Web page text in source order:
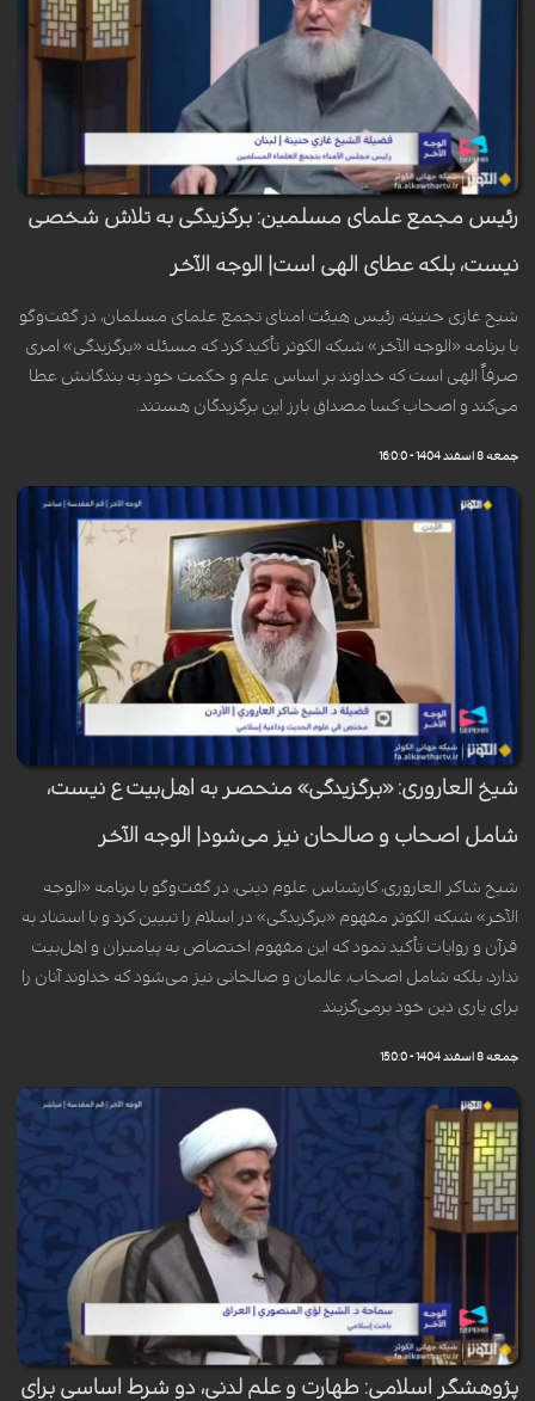
رئیس مجمع علمای مسلمین: برگزیدگی به تلاش شخصی
نیست، بلکه عطای الهی است| الوجه الآخر
شیخ غازی حنینه، رئیس هیئت امنای تجمع علمای مسلمان، در گفت‌وگو
با برنامه «الوجه الآخر» شبکه الکوثر تأکید کرد که مسئله «برگزیدگی» امری
صرفاً الهی است که خداوند بر اساس علم و حکمت خود به بندگانش عطا
می‌کند و اصحاب کسا مصداق بارز این برگزیدگان هستند.
جمعه 8 اسفند 1404 - 16:0:0
شیخ العاروری: «برگزیدگی» منحصر به اهل‌بیت ع نیست،
شامل اصحاب و صالحان نیز می‌شود| الوجه الآخر
شیخ شاکر العاروری، کارشناس علوم دینی، در گفت‌وگو با برنامه «الوجه
الآخر» شبکه الکوثر مفهوم «برگزیدگی» در اسلام را تبیین کرد و با استناد به
قرآن و روایات تأکید نمود که این مفهوم اختصاص به پیامبران و اهل‌بیت
ندارد، بلکه شامل اصحاب، عالمان و صالحانی نیز می‌شود که خداوند آنان را
برای یاری دین خود برمی‌گزیند.
جمعه 8 اسفند 1404 - 15:0:0
پژوهشگر اسلامی: طهارت و علم لدنی، دو شرط اساسی برای